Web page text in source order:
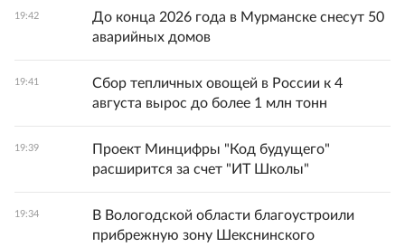
19:42
До конца 2026 года в Мурманске снесут 50
аварийных домов
19:41
Сбор тепличных овощей в России к 4
августа вырос до более 1 млн тонн
19:39
Проект Минцифры "Код будущего"
расширится за счет "ИТ Школы"
19:34
В Вологодской области благоустроили
прибрежную зону Шекснинского